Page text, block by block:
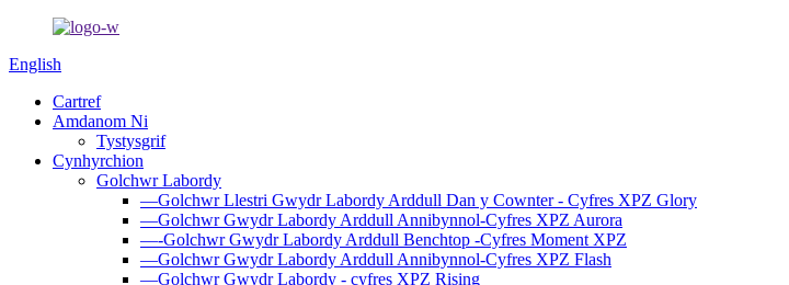
English
Cartref
Amdanom Ni
Tystysgrif
Cynhyrchion
Golchwr Labordy
—Golchwr Llestri Gwydr Labordy Arddull Dan y Cownter - Cyfres XPZ Glory
—Golchwr Gwydr Labordy Arddull Annibynnol-Cyfres XPZ Aurora
—-Golchwr Gwydr Labordy Arddull Benchtop -Cyfres Moment XPZ
—Golchwr Gwydr Labordy Arddull Annibynnol-Cyfres XPZ Flash
—Golchwr Gwydr Labordy - cyfres XPZ Rising